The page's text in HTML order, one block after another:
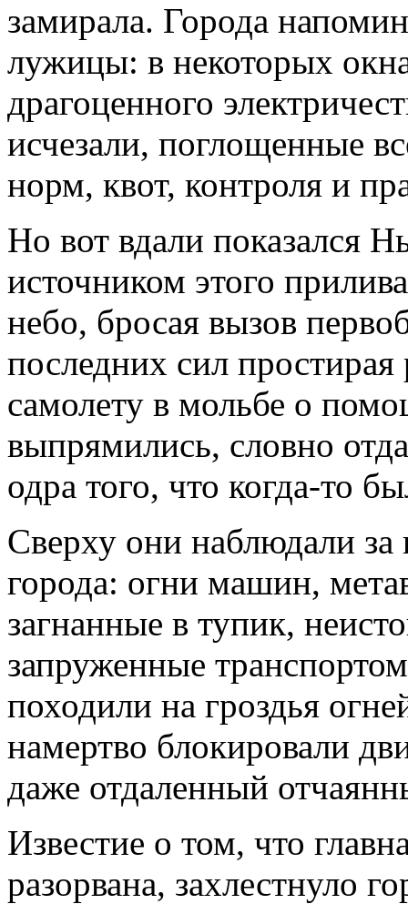
замирала. Города
лужицы: в некоторых
драгоценного
исчезали, поглощенные
норм, квот, контроля и
Но вот вдали показался
источником этого
небо, бросая вызов
последних сил
самолету в мольбе о
выпрямились, словно
одра того, что когда-то
Сверху они наблюдали
города: огни машин,
загнанные в тупик,
запруженные
походили на гроздья
намертво блокировали
даже отдаленный
Известие о том, что
разорвана, захлестнуло